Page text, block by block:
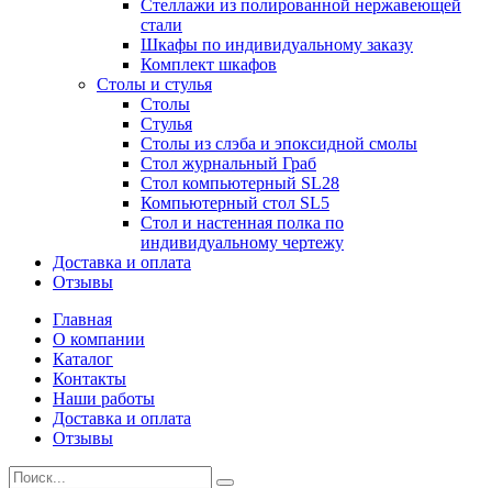
Стеллажи из полированной нержавеющей
стали
Шкафы по индивидуальному заказу
Комплект шкафов
Столы и стулья
Столы
Стулья
Столы из слэба и эпоксидной смолы
Стол журнальный Граб
Стол компьютерный SL28
Компьютерный стол SL5
Стол и настенная полка по
индивидуальному чертежу
Доставка и оплата
Отзывы
Главная
О компании
Каталог
Контакты
Наши работы
Доставка и оплата
Отзывы